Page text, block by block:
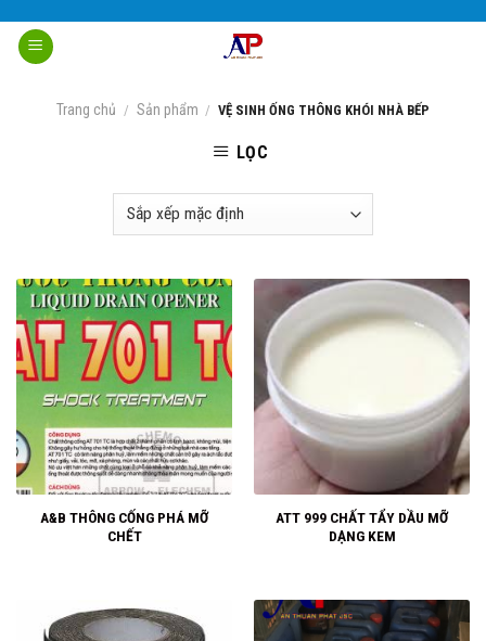
content
Trang chủ / Sản phẩm / VỆ SINH ỐNG THÔNG KHÓI NHÀ BẾP
LỌC
A&B THÔNG CỐNG PHÁ MỠ
CHẾT
ATT 999 CHẤT TẨY DẦU MỠ
DẠNG KEM